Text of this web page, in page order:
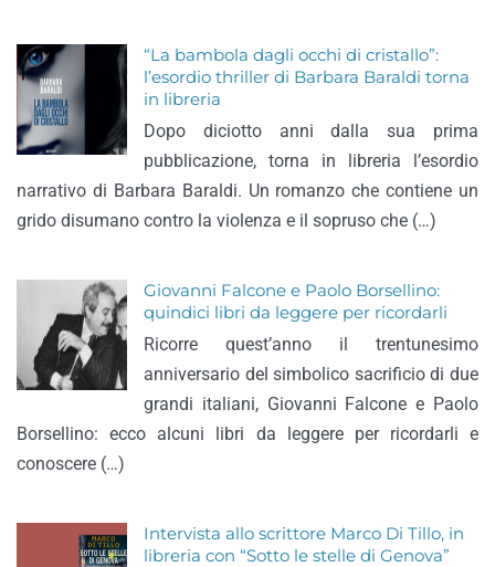
“La bambola dagli occhi di cristallo”:
l’esordio thriller di Barbara Baraldi torna
in libreria
Dopo diciotto anni dalla sua prima
pubblicazione, torna in libreria l’esordio
narrativo di Barbara Baraldi. Un romanzo che contiene un
grido disumano contro la violenza e il sopruso che (…)
Giovanni Falcone e Paolo Borsellino:
quindici libri da leggere per ricordarli
Ricorre quest’anno il trentunesimo
anniversario del simbolico sacrificio di due
grandi italiani, Giovanni Falcone e Paolo
Borsellino: ecco alcuni libri da leggere per ricordarli e
conoscere (…)
Intervista allo scrittore Marco Di Tillo, in
libreria con “Sotto le stelle di Genova”